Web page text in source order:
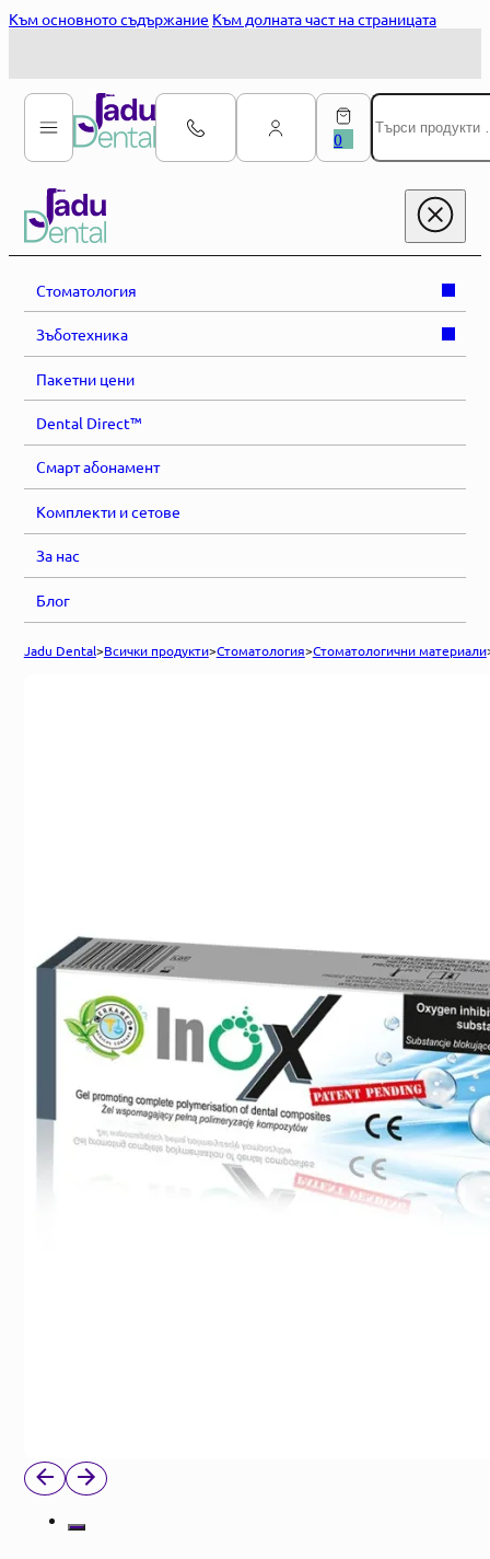
Към основното съдържание Към долната част на страницата
Търсене
за:
0
Стоматология
Зъботехника
Пакетни цени
Dental Direct™
Смарт абонамент
Комплекти и сетове
За нас
Блог
Jadu Dental>Всички продукти>Стоматология>Стоматологични материали